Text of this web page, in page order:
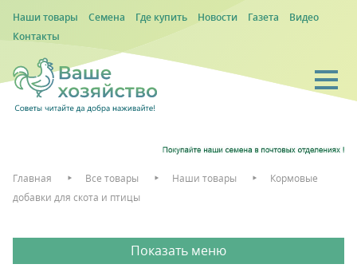
Наши товары Семена Где купить Новости Газета
Видео
Контакты
Главная Все товары Наши товары
Кормовые
добавки для скота и птицы